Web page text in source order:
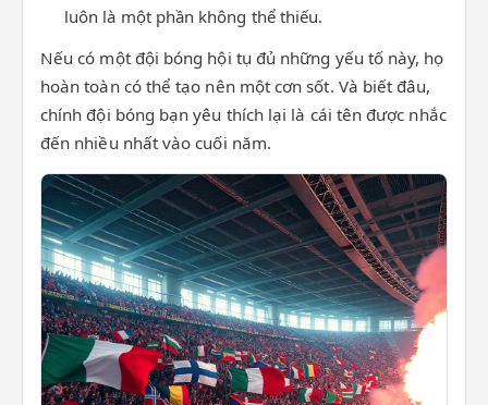
luôn là một phần không thể thiếu.
Nếu có một đội bóng hội tụ đủ những yếu tố này, họ
hoàn toàn có thể tạo nên một cơn sốt. Và biết đâu,
chính đội bóng bạn yêu thích lại là cái tên được nhắc
đến nhiều nhất vào cuối năm.